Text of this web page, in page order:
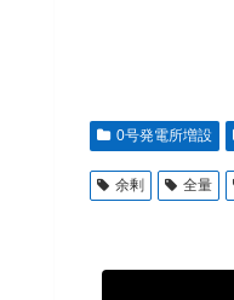
0号発電所増設
余剰 全量